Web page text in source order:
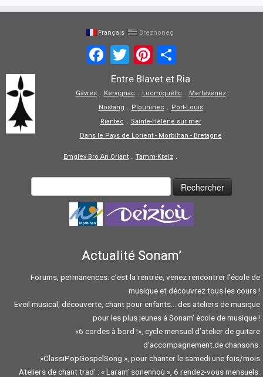
Français Brezhoneg
FacebookTwitter Pinterest
Entre Blavet et Ria
Gâvres. Kervignac . Locmiquélic . Merlevenez
Nostang . Plouhinec . Port-Louis
Riantec . Sainte-Hélène sur mer
Dans le Pays de Lorient - Morbihan - Bretagne
Emglev Bro An Oriant . Tamm-Kreiz .
Actualité Sonam’
Forums, permanences: c’est la rentrée, venez rencontrer l’école de
musique et découvrez tous les cours !
Eveil musical, découverte, chant pour enfants… des ateliers de musique
pour les plus jeunes à Sonam’ école de musique !
«6 cordes à bord !», cycle mensuel d’atelier de guitare
d’accompagnement.de chansons.
»ClassiPopGospelSong », pour chanter le samedi une fois/mois
Ateliers de chant trad’ : « Laram’ sonennoù », 6 rendez-vous mensuels.